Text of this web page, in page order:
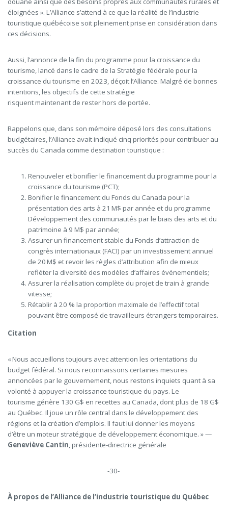
éloignées ». L’Alliance s’attend à ce que la réalité de l’industrie
touristique québécoise soit pleinement prise en considération dans
ces décisions.
Aussi, l’annonce de la fin du programme pour la croissance du
tourisme, lancé dans le cadre de la Stratégie fédérale pour la
croissance du tourisme en 2023, déçoit l’Alliance. Malgré de bonnes
intentions, les objectifs de cette stratégie
risquent maintenant de rester hors de portée.
Rappelons que, dans son mémoire déposé lors des consultations
budgétaires, l’Alliance avait indiqué cinq priorités pour contribuer au
succès du Canada comme destination touristique :
Renouveler et bonifier le financement du programme pour la
croissance du tourisme (PCT);
Bonifier le financement du Fonds du Canada pour la
présentation des arts à 21 M$ par année et du programme
Développement des communautés par le biais des arts et du
patrimoine à 9 M$ par année;
Assurer un financement stable du Fonds d’attraction de
congrès internationaux (FACI) par un investissement annuel
de 20M$ et revoir les règles d’attribution afin de mieux
refléter la diversité des modèles d’affaires événementiels;
Assurer la réalisation complète du projet de train à grande
vitesse;
Rétablir à 20 % la proportion maximale de l’effectif total
pouvant être composé de travailleurs étrangers temporaires.
Citation
« Nous accueillons toujours avec attention les orientations du
budget fédéral. Si nous reconnaissons certaines mesures
annoncées par le gouvernement, nous restons inquiets quant à sa
volonté à appuyer la croissance touristique du pays. Le
tourisme génère 130 G$ en recettes au Canada, dont plus de 18 G$
au Québec. Il joue un rôle central dans le développement des
régions et la création d’emplois. Il faut lui donner les moyens
d’être un moteur stratégique de développement économique. »—
Geneviève Cantin, présidente-directrice générale
-30-
À propos de l’Alliance de l’industrie touristique du Québec